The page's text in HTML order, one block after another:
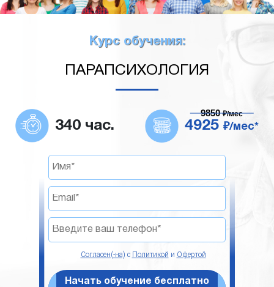
Курс обучения:
ПАРАПСИХОЛОГИЯ
340 час. 4925 ₽/мес*
9850₽/мес
Согласен(-на) с Политикой и Офертой
Начать обучение бесплатно